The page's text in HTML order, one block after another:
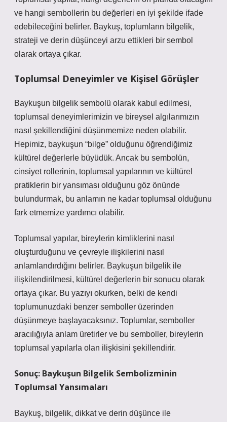
ve hangi sembollerin bu değerleri en iyi şekilde ifade
edebileceğini belirler. Baykuş, toplumların bilgelik,
strateji ve derin düşünceyi arzu ettikleri bir sembol
olarak ortaya çıkar.
Toplumsal Deneyimler ve Kişisel Görüşler
Baykuşun bilgelik sembolü olarak kabul edilmesi,
toplumsal deneyimlerimizin ve bireysel algılarımızın
nasıl şekillendiğini düşünmemize neden olabilir.
Hepimiz, baykuşun “bilge” olduğunu öğrendiğimiz
kültürel değerlerle büyüdük. Ancak bu sembolün,
cinsiyet rollerinin, toplumsal yapılarının ve kültürel
pratiklerin bir yansıması olduğunu göz önünde
bulundurmak, bu anlamın ne kadar toplumsal olduğunu
fark etmemize yardımcı olabilir.
Toplumsal yapılar, bireylerin kimliklerini nasıl
oluşturduğunu ve çevreyle ilişkilerini nasıl
anlamlandırdığını belirler. Baykuşun bilgelik ile
ilişkilendirilmesi, kültürel değerlerin bir sonucu olarak
ortaya çıkar. Bu yazıyı okurken, belki de kendi
toplumunuzdaki benzer semboller üzerinden
düşünmeye başlayacaksınız. Toplumlar, semboller
aracılığıyla anlam üretirler ve bu semboller, bireylerin
toplumsal yapılarla olan ilişkisini şekillendirir.
Sonuç: Baykuşun Bilgelik Sembolizminin
Toplumsal Yansımaları
Baykuş, bilgelik, dikkat ve derin düşünce ile